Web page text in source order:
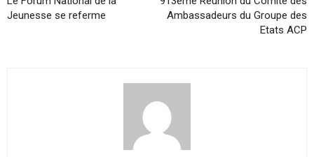
Jeunesse se referme
Ambassadeurs du Groupe des
Etats ACP